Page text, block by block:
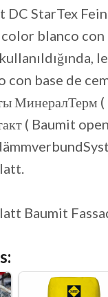
DC StarTex
blanco
base de
МинералТерм
( Baumit
Baumit